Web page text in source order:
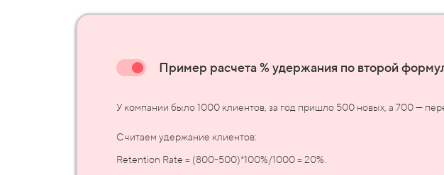
Пример расчета % удержания по второй
У компании было 1000 клиентов, за год пришло 500 новых, а 700—
Считаем удержание клиентов:
Retention Rate = (800-500)*100%/1000 = 20%.